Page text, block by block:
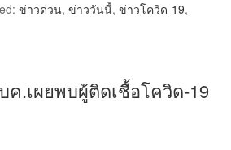
ข่าวด่วน,ข่าววันนี้,ข่าวโควิด-19,
ค.เผยพบผู้ติดเชื้อโควิด-19